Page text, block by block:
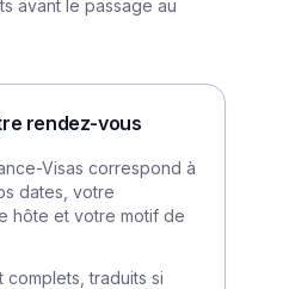
avant le passage au
rendez-vous
Visas correspond à
dates, votre
hôte et votre motif de
complets, traduits si